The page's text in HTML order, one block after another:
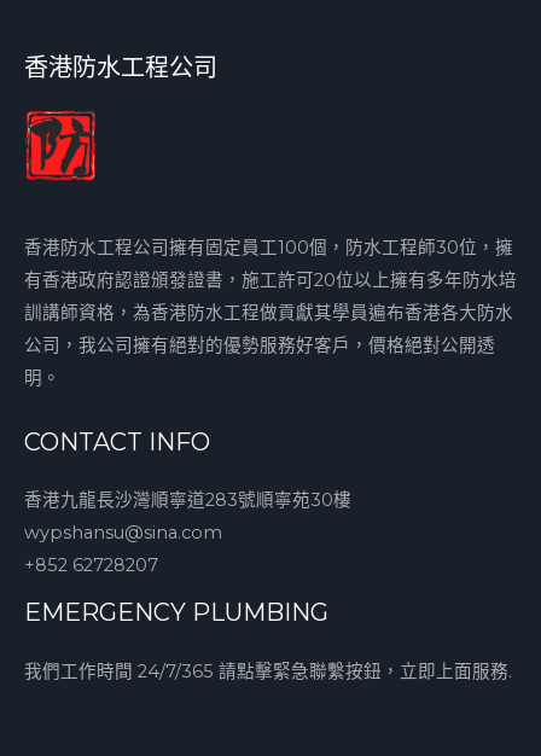
香港防水工程公司
香港防水工程公司擁有固定員工100個，防水工程師30位，擁
有香港政府認證頒發證書，施工許可20位以上擁有多年防水培
訓講師資格，為香港防水工程做貢獻其學員遍布香港各大防水
公司，我公司擁有絕對的優勢服務好客戶，價格絕對公開透
明。
CONTACT INFO
香港九龍長沙灣順寧道283號順寧苑30樓
wypshansu@sina.com
+852 62728207
EMERGENCY PLUMBING
我們工作時間 24/7/365 請點擊緊急聯繫按鈕，立即上面服務.